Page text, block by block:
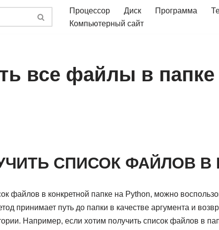
Процессор Диск Программа
Компьютерный сайт
все файлы в папке
СПИСОК ФАЙЛОВ В
файлов в конкретной папке на Python, можно
принимает путь до папки в качестве аргумента и
Например, если хотим получить список файлов в